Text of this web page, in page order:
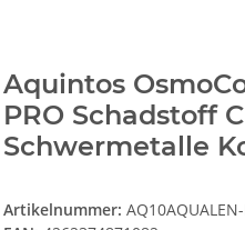
Aquintos
PRO Schadstoff
Schwermetalle
Artikelnummer: